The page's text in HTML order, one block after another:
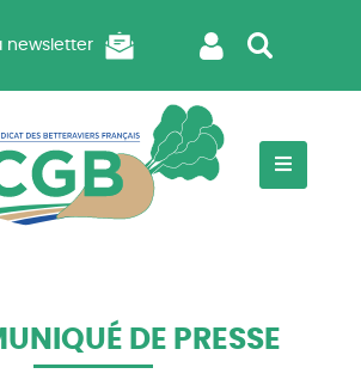
newsletter
DE PRESSE